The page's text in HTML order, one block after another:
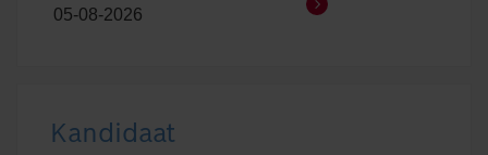
05-08-2026
Kandidaat